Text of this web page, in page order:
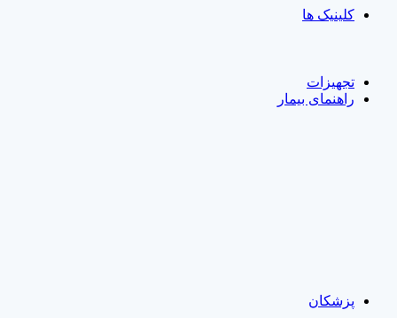
کلینیک ها
تجهیزات
راهنمای بیمار
پزشکان